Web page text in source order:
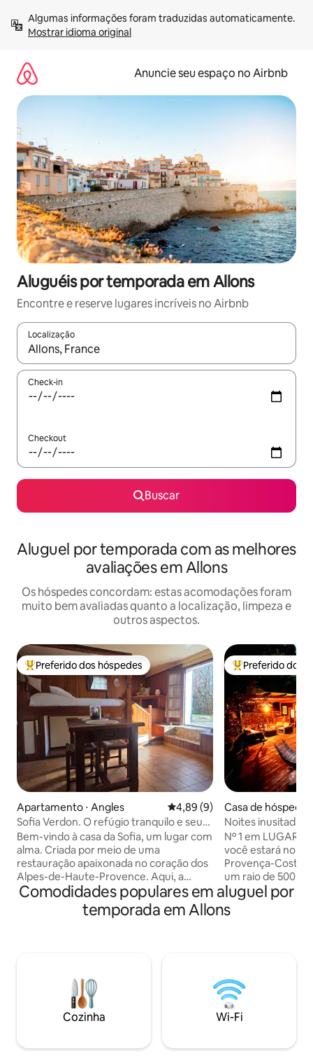
para
Mostrar idioma original
Anuncie seu espaço no Airbnb
Aluguéis por temporada em Allons
Encontre e reserve lugares incríveis no Airbnb
Localização
Quando os resultados estiverem disponíveis, explore-os
Check-in
Checkout
Buscar
Aluguel por temporada com as melhores
avaliações em Allons
Os hóspedes concordam: estas acomodações foram
muito bem avaliadas quanto a localização, limpeza e
outros aspectos.
Entre os melhores preferidos dos hóspedes
Preferido dos hóspedes
Apartamento ⋅ Angles 4,89 de uma avaliação média
4,89 (9)
Sofia Verdon. O refúgio tranquilo e seu
terraço.
Bem-vindo à casa da Sofia, um lugar com
alma. Criada por meio de uma
restauração apaixonada no coração dos
Alpes-de-Haute-Provence. Aqui, a
autenticidade do edifício histórico se
une a um ambiente sereno e
minimalista, projetado para quem busca
Verdon, Sofia é o seu refúgio ideal,
aninhada entre águas turquesas e picos
majestosos. Aproveite esta localização
estratégica.
Entre os
Preferido dos
Casa de
artin-du-Var
Noites inusitadas
jacuzzi
Nº 1 em
você estará no
Provença-Costa
um raio de 500
encantar pelo
que conta com
200 m² com
em uma fazenda
cultiva azeitonas
azeite DOP e
ÚNICO!!
Comodidades populares em aluguel por
temporada em Allons
Cozinha Wi-Fi